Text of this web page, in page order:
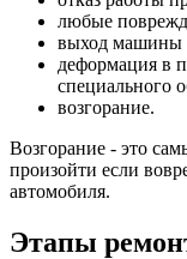
любые
выход машины
деформация в
специального
возгорание.
Возгорание - это
произойти если
автомобиля.
Этапы